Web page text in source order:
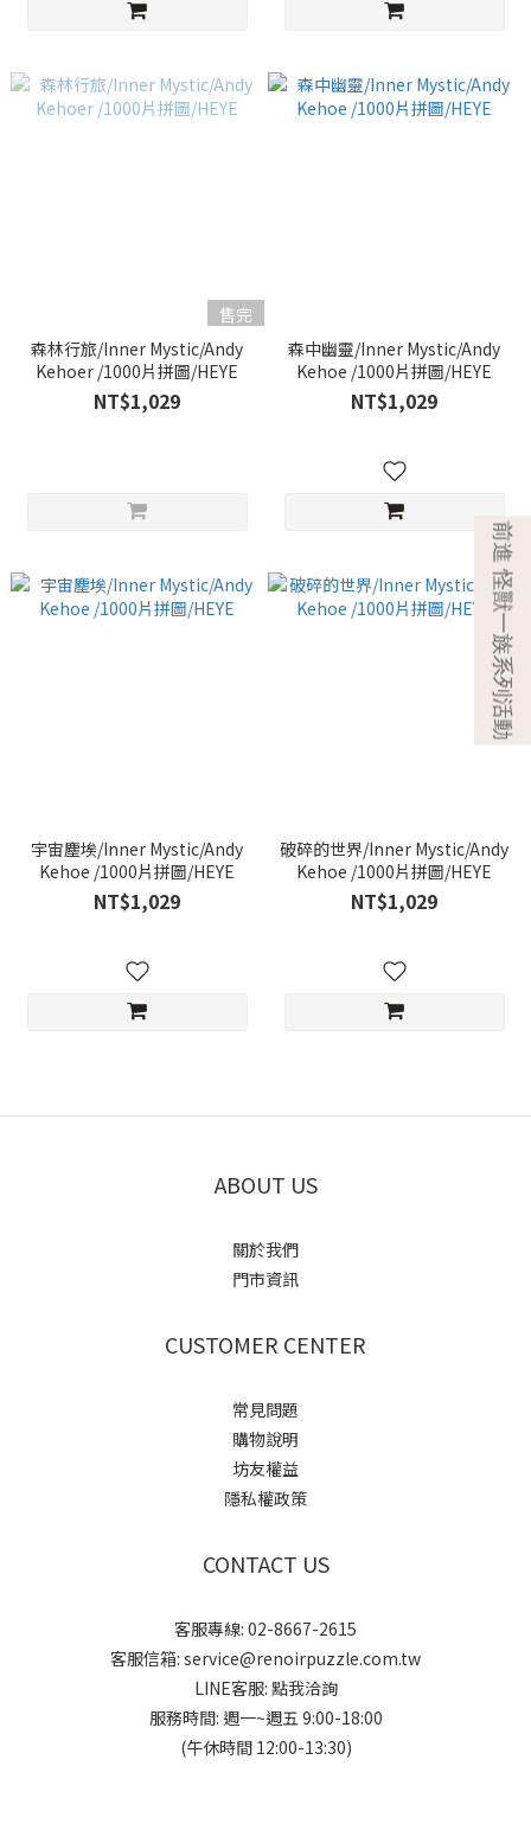
售完
森林行旅/Inner Mystic/Andy
Kehoer /1000片拼圖/HEYE
NT$1,029
森中幽靈/Inner Mystic/Andy
Kehoe /1000片拼圖/HEYE
NT$1,029
宇宙塵埃/Inner Mystic/Andy
Kehoe /1000片拼圖/HEYE
NT$1,029
破碎的世界/Inner Mystic/Andy
Kehoe /1000片拼圖/HEYE
NT$1,029
ABOUT US
關於我們
門市資訊
CUSTOMER CENTER
常見問題
購物說明
坊友權益
隱私權政策
CONTACT US
客服專線: 02-8667-2615
客服信箱: service@renoirpuzzle.com.tw
LINE客服: 點我洽詢
服務時間: 週一~週五 9:00-18:00
(午休時間 12:00-13:30)